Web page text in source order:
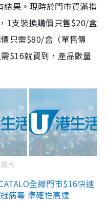
果。現時於門市買滿指
1支裝換購價只售$20/盒
只需$80/盒（單售價
$16就買到，產品數量
大
全線門市$16快速
病毒 準確性高達